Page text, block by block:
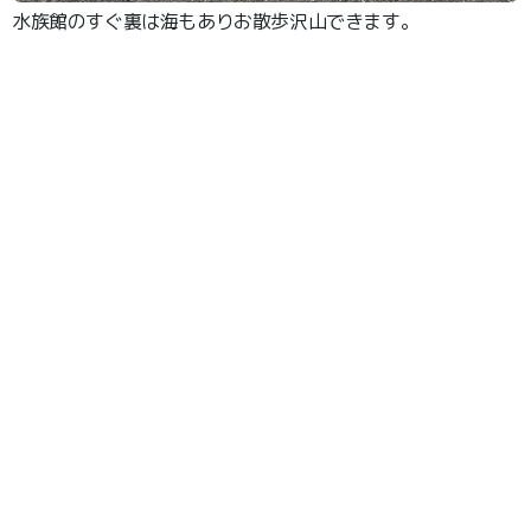
水族館のすぐ裏は海もありお散歩沢山できます。